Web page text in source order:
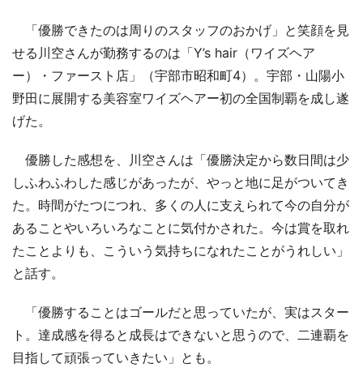
「優勝できたのは周りのスタッフのおかげ」と笑顔を見
せる川空さんが勤務するのは「Y’s hair（ワイズヘア
ー）・ファースト店」（宇部市昭和町4）。宇部・山陽小
野田に展開する美容室ワイズヘアー初の全国制覇を成し遂
げた。
優勝した感想を、川空さんは「優勝決定から数日間は少
しふわふわした感じがあったが、やっと地に足がついてき
た。時間がたつにつれ、多くの人に支えられて今の自分が
あることやいろいろなことに気付かされた。今は賞を取れ
たことよりも、こういう気持ちになれたことがうれしい」
と話す。
「優勝することはゴールだと思っていたが、実はスター
ト。達成感を得ると成長はできないと思うので、二連覇を
目指して頑張っていきたい」とも。